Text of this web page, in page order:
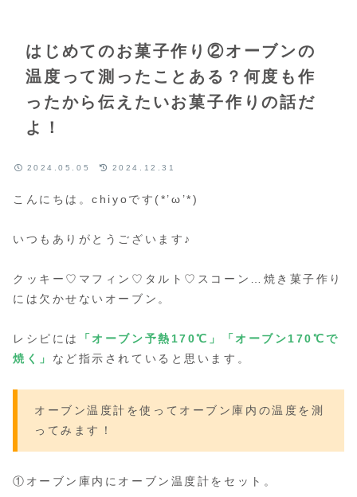
はじめてのお菓子作り②オーブンの
温度って測ったことある？何度も作
ったから伝えたいお菓子作りの話だ
よ！
2024.05.05 2024.12.31
こんにちは。chiyoです(*’ω’*)
いつもありがとうございます♪
クッキー♡マフィン♡タルト♡スコーン…焼き菓子作り
には欠かせないオーブン。
レシピには 「オーブン予熱170℃ 」「オーブン170℃で
焼く」 など指示されていると思います。
オーブン温度計を使ってオーブン庫内の温度を測
ってみます！
①オーブン庫内にオーブン温度計をセット。